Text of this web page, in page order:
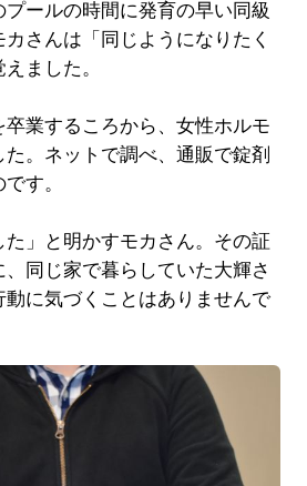
プールの時間に発育の早い同級
さんは「同じようになりたく
ました。
業するころから、女性ホルモ
。ネットで調べ、通販で錠剤
す。
」と明かすモカさん。その証
同じ家で暮らしていた大輝さ
に気づくことはありませんで